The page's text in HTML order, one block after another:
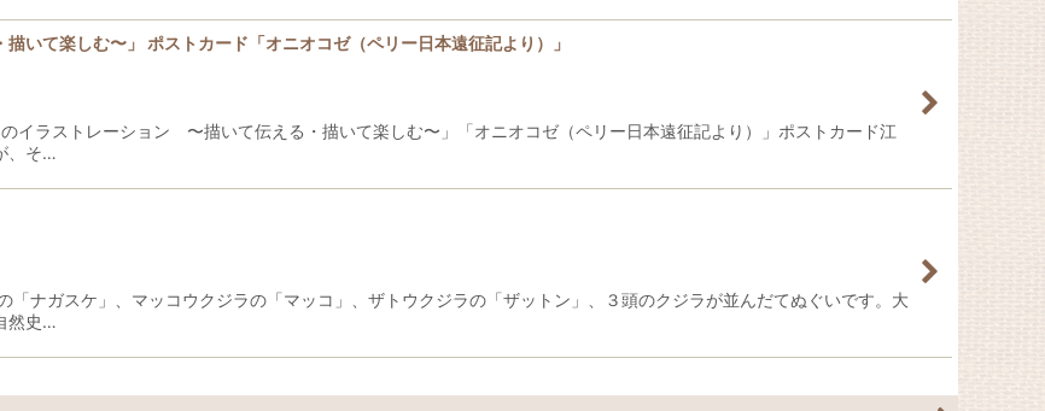
いて楽しむ〜」 ポストカード「オニオコゼ（ペリー日本遠征記より）」
ラストレーション 〜描いて伝える・描いて楽しむ〜」「オニオコゼ（ペリー日本遠征記より）」ポストカード江
、そ…
「ナガスケ」、マッコウクジラの「マッコ」、ザトウクジラの「ザットン」、３頭のクジラが並んだてぬぐいです。大
然史…